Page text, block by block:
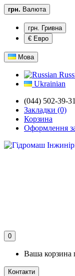
грн. Валюта
грн. Гривна
€ Евро
Мова
Ukrainian
(044) 502-39-
Закладки (0)
Корзина
Оформлення
0
Ваша корзина
Контакти